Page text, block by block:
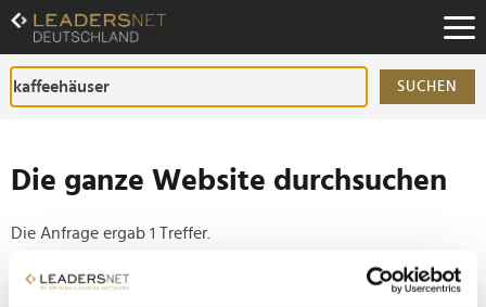
Zum
Inhalt
Zur
Fußzeilen-
Navigation
SUCHEN
Die ganze Website durchsuchen
Die Anfrage ergab 1 Treffer.
Tipp